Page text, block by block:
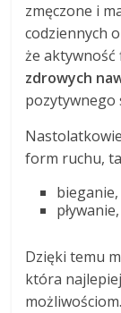
zmęczone i
codziennych
że aktywność
zdrowych
pozytywnego
form ruchu,
bieganie,
pływanie,
Dzięki temu
która